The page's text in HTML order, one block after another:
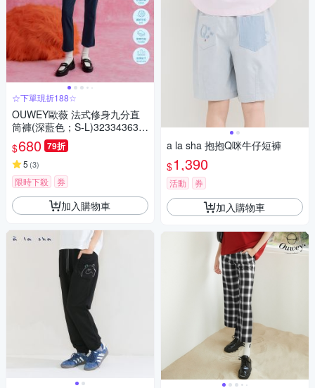
☆下單現折188☆
OUWEY歐薇 法式修身九分直
筒褲(深藍色；S-L)323343631
$680 79折
5 (3)
限時下殺 券
加入購物車
a la sha 抱抱Q咪牛仔短褲
$1,390
活動 券
加入購物車